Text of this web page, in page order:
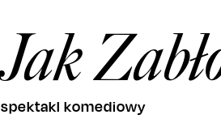
Jak
spektakl komediowy